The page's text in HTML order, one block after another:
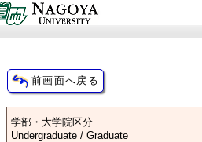
学部・大学院区分
Undergraduate / Graduate